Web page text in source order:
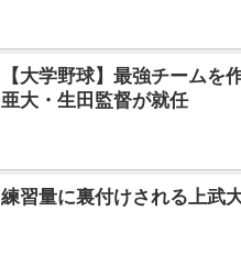
【大学野球】最強チームを
亜大・生田監督が就任
練習量に裏付けされる上武